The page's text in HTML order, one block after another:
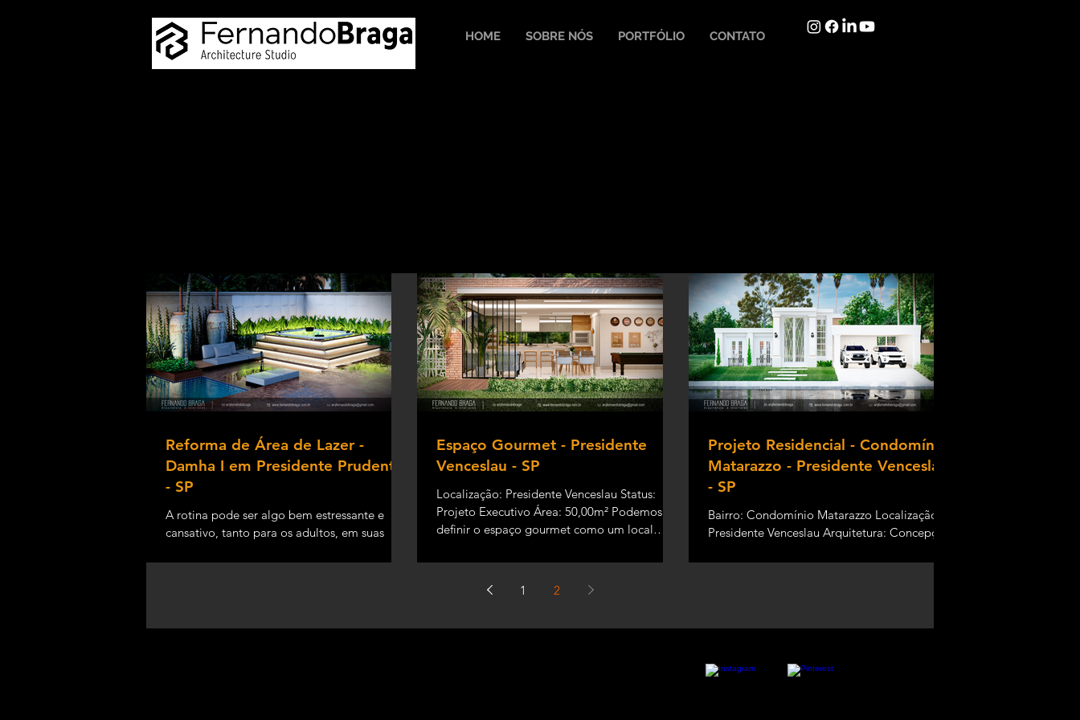
HOME SOBRE NÓS PORTFÓLIO CONTATO
Reforma de Área de Lazer -
Damha I em Presidente Prudente
- SP
A rotina pode ser algo bem estressante e
cansativo, tanto para os adultos, em suas
para as...
Espaço Gourmet - Presidente
Venceslau - SP
Localização: Presidente Venceslau Status:
Projeto Executivo Área: 50,00m² Podemos
definir o espaço gourmet como um local
Projeto Residencial - Condomínio
Matarazzo - Presidente Venceslau
- SP
Bairro: Condomínio Matarazzo Localização:
Presidente Venceslau Arquitetura: Concepção
nosso...
1
2